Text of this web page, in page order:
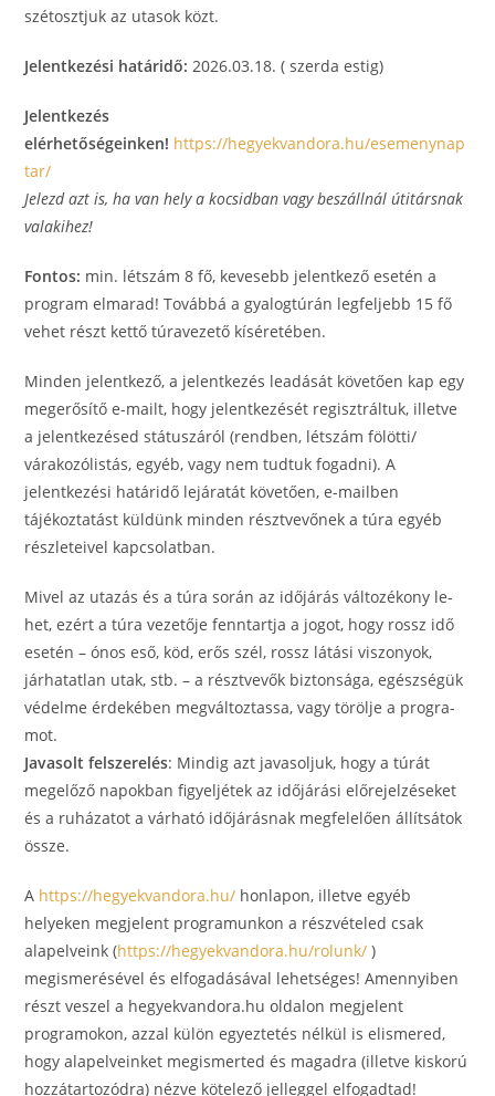
szétosztjuk az utasok közt.
Jelentkezési határidő: 2026.03.18. ( szerda estig)
Jelentkezés
elérhetőségeinken! https://hegyekvandora.hu/esemenynap
tar/
Jelezd azt is, ha van hely a kocsidban vagy beszállnál útitársnak
valakihez!
Fontos: min. létszám 8 fő, kevesebb jelentkező esetén a
program elmarad! Továbbá a gyalogtúrán legfeljebb 15 fő
vehet részt kettő túravezető kíséretében.
Minden jelentkező, a jelentkezés leadását követően kap egy
megerősítő e-mailt, hogy jelentkezését regisztráltuk, illetve
a jelentkezésed státuszáról (rendben, létszám fölötti/
várakozólistás, egyéb, vagy nem tudtuk fogadni). A
jelentkezési határidő lejáratát követően, e-mailben
tájékoztatást küldünk minden résztvevőnek a túra egyéb
részleteivel kapcsolatban.
Mi­vel az utazás és a túra so­rán az idő­já­rás vál­to­zé­kony le­
het, ezért a tú­ra ­ve­ze­tője fenn­tart­ja a jo­got, hogy rossz idő
ese­tén – ónos eső, köd, erős szél, rossz lá­tá­si vi­szo­nyok,
járhatatlan utak, stb. – a résztvevők biztonsága, egészségük
védelme érdekében meg­vál­toz­tas­sa, vagy törölje a prog­ra­
mot.
Javasolt felszerelés: Mindig azt javasoljuk, hogy a túrát
megelőző napokban figyeljétek az időjárási előrejelzéseket
és a ruházatot a várható időjárásnak megfelelően állítsátok
össze.
A https://hegyekvandora.hu/ honlapon, illetve egyéb
helyeken megjelent programunkon a részvételed csak
alapelveink (https://hegyekvandora.hu/rolunk/ )
megismerésével és elfogadásával lehetséges! Amennyiben
részt veszel a hegyekvandora.hu oldalon megjelent
programokon, azzal külön egyeztetés nélkül is elismered,
hogy alapelveinket megismerted és magadra (illetve kiskorú
hozzátartozódra) nézve kötelező jelleggel elfogadtad!